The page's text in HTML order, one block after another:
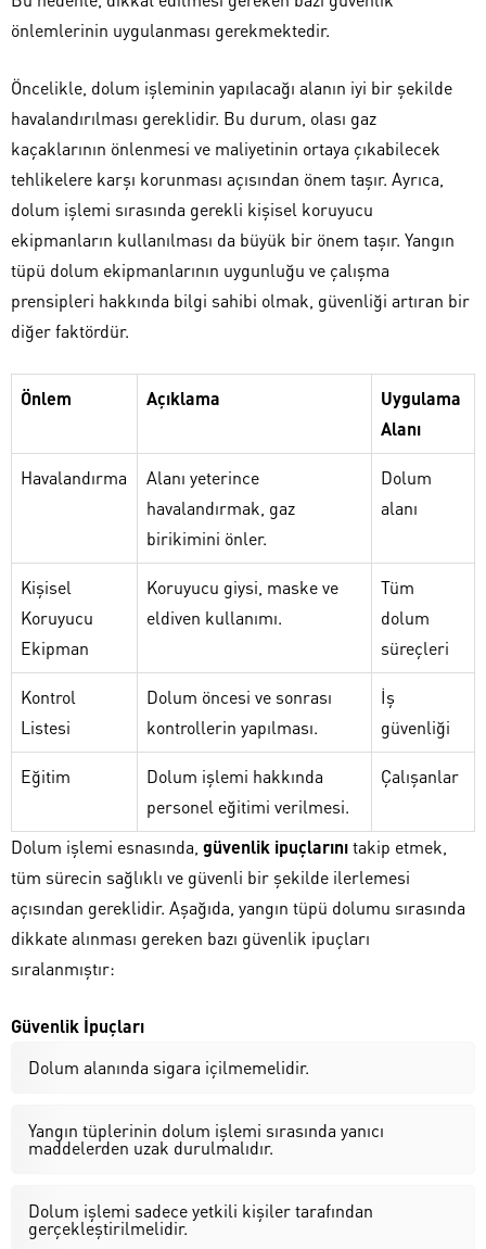
önlemlerinin uygulanması gerekmektedir.
Öncelikle, dolum işleminin yapılacağı alanın iyi bir şekilde
havalandırılması gereklidir. Bu durum, olası gaz
kaçaklarının önlenmesi ve maliyetinin ortaya çıkabilecek
tehlikelere karşı korunması açısından önem taşır. Ayrıca,
dolum işlemi sırasında gerekli kişisel koruyucu
ekipmanların kullanılması da büyük bir önem taşır. Yangın
tüpü dolum ekipmanlarının uygunluğu ve çalışma
prensipleri hakkında bilgi sahibi olmak, güvenliği artıran bir
diğer faktördür.
Önlem Açıklama
Uygulama
Alanı
Havalandırma
Alanı yeterince
havalandırmak, gaz
birikimini önler.
Dolum
alanı
Kişisel
Koruyucu
Ekipman
Koruyucu giysi, maske ve
eldiven kullanımı.
Tüm
dolum
süreçleri
Kontrol
Listesi
Dolum öncesi ve sonrası
kontrollerin yapılması.
İş
güvenliği
Eğitim
Dolum işlemi hakkında
personel eğitimi verilmesi.
Çalışanlar
Dolum işlemi esnasında, güvenlik ipuçlarınıtakip etmek,
tüm sürecin sağlıklı ve güvenli bir şekilde ilerlemesi
açısından gereklidir. Aşağıda, yangın tüpü dolumu sırasında
dikkate alınması gereken bazı güvenlik ipuçları
sıralanmıştır:
Güvenlik İpuçları
Dolum alanında sigara içilmemelidir.
Yangın tüplerinin dolum işlemi sırasında yanıcı
maddelerden uzak durulmalıdır.
Dolum işlemi sadece yetkili kişiler tarafından
gerçekleştirilmelidir.